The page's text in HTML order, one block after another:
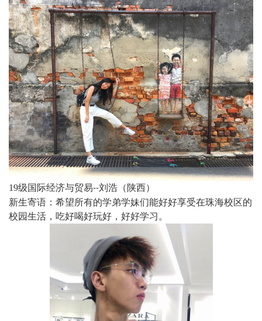
19级国际经济与贸易--刘浩（陕西）
新生寄语：希望所有的学弟学妹们能好好享受在珠海校区的
校园生活，吃好喝好玩好，好好学习。